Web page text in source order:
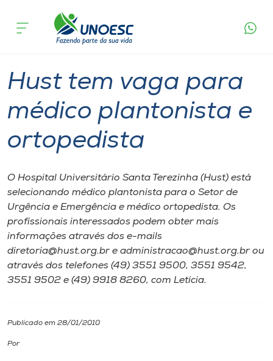
Cursos
Pesquisa
Atendimento ao Estudante
Portal de Ensino
A
Unoesc
Internacionalização
acontece
Hust tem vaga para
médico plantonista e
ortopedista
O Hospital Universitário Santa Terezinha (Hust) está
selecionando médico plantonista para o Setor de
Urgência e Emergência e médico ortopedista. Os
profissionais interessados podem obter mais
informações através dos e-mails
diretoria@hust.org.br e administracao@hust.org.br ou
através dos telefones (49) 3551 9500, 3551 9542,
3551 9502 e (49) 9918 8260, com Letícia.
Publicado em 28/01/2010
Por